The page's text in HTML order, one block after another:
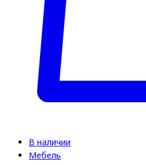
В наличии
Мебель